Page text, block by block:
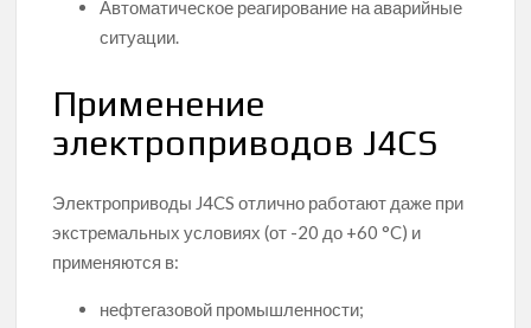
Автоматическое реагирование на аварийные
ситуации.
Применение
электроприводов J4CS
Электроприводы J4CS отлично работают даже при
экстремальных условиях (от -20 до +60 °C) и
применяются в:
нефтегазовой промышленности;